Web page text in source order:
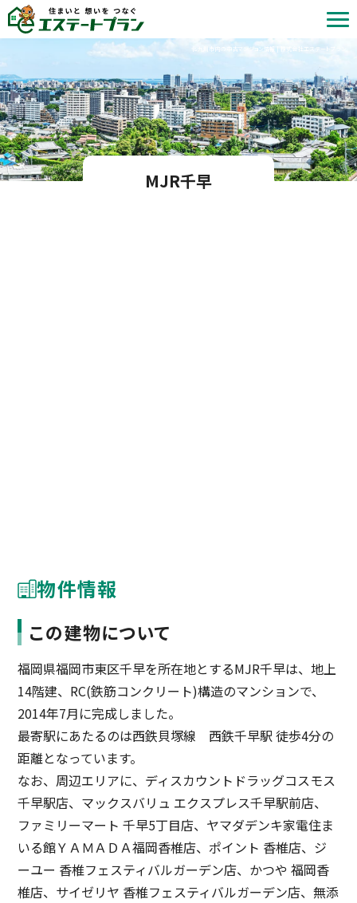
北九州市内の中古マンション情報 | 株式会社エステートプラン
MJR千早
物件情報
この建物について
福岡県福岡市東区千早を所在地とするMJR千早は、地上
14階建、RC(鉄筋コンクリート)構造のマンションで、
2014年7月に完成しました。
最寄駅にあたるのは西鉄貝塚線 西鉄千早駅 徒歩4分の
距離となっています。
なお、周辺エリアに、ディスカウントドラッグコスモス
千早駅店、マックスバリュ エクスプレス千早駅前店、
ファミリーマート 千早5丁目店、ヤマダデンキ家電住ま
いる館ＹＡＭＡＤＡ福岡香椎店、ポイント 香椎店、ジ
ーユー 香椎フェスティバルガーデン店、かつや 福岡香
椎店、サイゼリヤ 香椎フェスティバルガーデン店、無添